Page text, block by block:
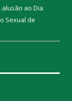
ao Dia
Sexual de